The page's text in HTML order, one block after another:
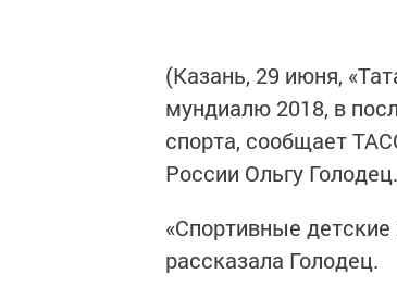
(Казань, 29 июня,
мундиалю 2018, в
спорта, сообщает
России Ольгу Голодец.
«Спортивные
рассказала Голодец.